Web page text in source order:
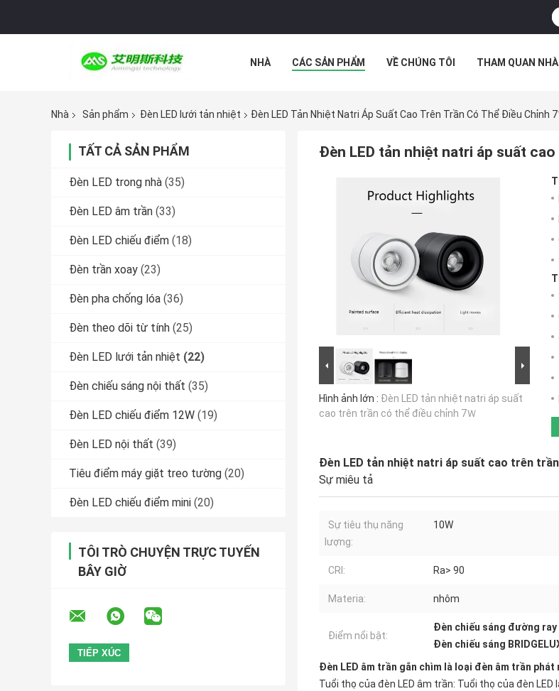
NHÀ CÁC SẢN PHẨM VỀ CHÚNG TÔI THAM QUAN
Nhà
Sản phẩm Đèn LED lưới tản nhiệt Đèn LED Tản Nhiệt Natri Áp Suất Cao Trên Trần Có Thể Điều Chỉnh 7
TẤT CẢ SẢN PHẨM
Đèn LED trong nhà (35)
Đèn LED âm trần (33)
Đèn LED chiếu điểm (18)
Đèn trần xoay (23)
Đèn pha chống lóa (36)
Đèn theo dõi từ tính (25)
Đèn LED lưới tản nhiệt (22)
Đèn chiếu sáng nội thất (35)
Đèn LED chiếu điểm 12W (19)
Đèn LED nội thất (39)
Tiêu điểm máy giặt treo tường (20)
Đèn LED chiếu điểm mini (20)
TÔI TRÒ CHUYỆN TRỰC TUYẾN
BÂY GIỜ
Đèn LED tản nhiệt natri áp suất
Hình ảnh lớn : Đèn LED tản nhiệt natri áp suất
cao trên trần có thể điều chỉnh 7Ｗ
Đèn LED tản nhiệt natri áp suất cao trên
Sự miêu tả
Sự tiêu thụ năng
lượng:
10W
CRI: Ra> 90
Materia: nhôm
Điểm nổi bật:
Đèn chiếu sáng đường ray
Đèn chiếu sáng
Đèn LED âm trần gắn chìm là loại đèn âm trần
Tuổi thọ của đèn LED âm trần: Tuổi thọ của đèn